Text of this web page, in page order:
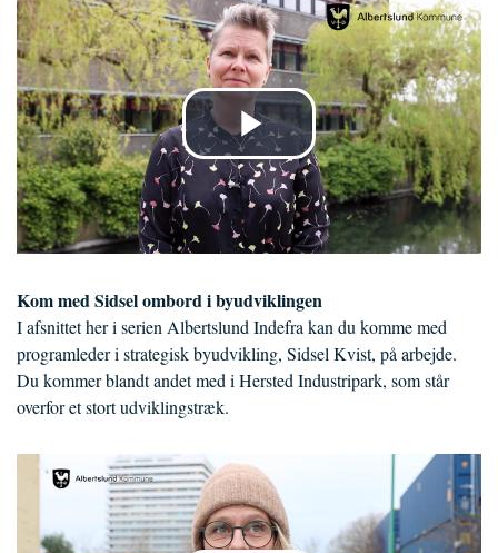
Kom med Sidsel ombord i byudviklingen
I afsnittet her i serien Albertslund Indefra kan du komme med
programleder i strategisk byudvikling, Sidsel Kvist, på arbejde.
Du kommer blandt andet med i Hersted Industripark, som står
overfor et stort udviklingstræk.